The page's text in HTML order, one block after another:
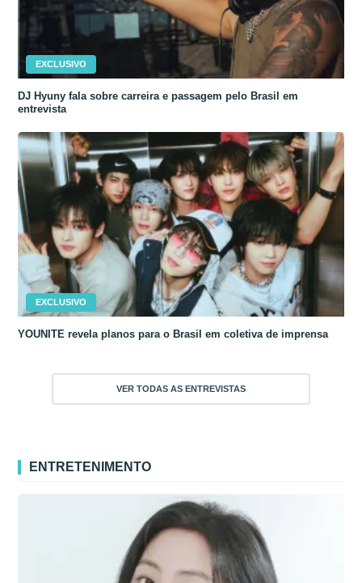
EXCLUSIVO
DJ Hyuny fala sobre carreira e passagem pelo Brasil em
entrevista
EXCLUSIVO
YOUNITE revela planos para o Brasil em coletiva de imprensa
VER TODAS AS ENTREVISTAS
ENTRETENIMENTO